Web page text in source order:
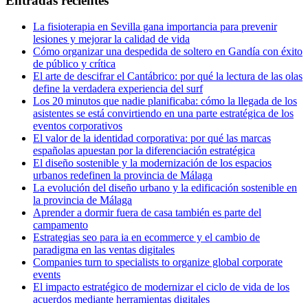
La fisioterapia en Sevilla gana importancia para prevenir
lesiones y mejorar la calidad de vida
Cómo organizar una despedida de soltero en Gandía con éxito
de público y crítica
El arte de descifrar el Cantábrico: por qué la lectura de las olas
define la verdadera experiencia del surf
Los 20 minutos que nadie planificaba: cómo la llegada de los
asistentes se está convirtiendo en una parte estratégica de los
eventos corporativos
El valor de la identidad corporativa: por qué las marcas
españolas apuestan por la diferenciación estratégica
El diseño sostenible y la modernización de los espacios
urbanos redefinen la provincia de Málaga
La evolución del diseño urbano y la edificación sostenible en
la provincia de Málaga
Aprender a dormir fuera de casa también es parte del
campamento
Estrategias seo para ia en ecommerce y el cambio de
paradigma en las ventas digitales
Companies turn to specialists to organize global corporate
events
El impacto estratégico de modernizar el ciclo de vida de los
acuerdos mediante herramientas digitales